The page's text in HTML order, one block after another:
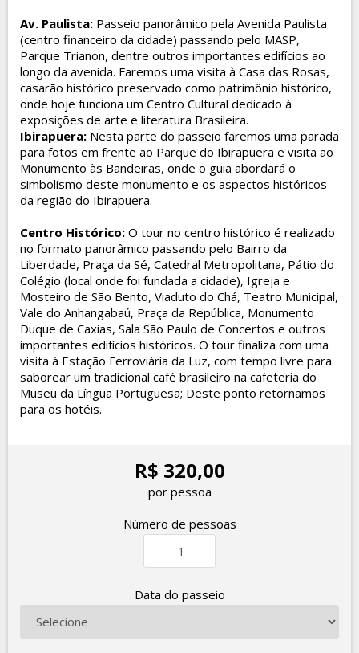
Av. Paulista: Passeio panorâmico pela Avenida Paulista
(centro financeiro da cidade) passando pelo MASP,
Parque Trianon, dentre outros importantes edifícios ao
longo da avenida. Faremos uma visita à Casa das Rosas,
casarão histórico preservado como patrimônio histórico,
onde hoje funciona um Centro Cultural dedicado à
exposições de arte e literatura Brasileira.
Ibirapuera: Nesta parte do passeio faremos uma parada
para fotos em frente ao Parque do Ibirapuera e visita ao
Monumento às Bandeiras, onde o guia abordará o
simbolismo deste monumento e os aspectos históricos
da região do Ibirapuera.
Centro Histórico: O tour no centro histórico é realizado
no formato panorâmico passando pelo Bairro da
Liberdade, Praça da Sé, Catedral Metropolitana, Pátio do
Colégio (local onde foi fundada a cidade), Igreja e
Mosteiro de São Bento, Viaduto do Chá, Teatro Municipal,
Vale do Anhangabaú, Praça da República, Monumento
Duque de Caxias, Sala São Paulo de Concertos e outros
importantes edifícios históricos. O tour finaliza com uma
visita à Estação Ferroviária da Luz, com tempo livre para
saborear um tradicional café brasileiro na cafeteria do
Museu da Língua Portuguesa; Deste ponto retornamos
para os hotéis.
R$ 320,00
por pessoa
Número de pessoas
Data do passeio